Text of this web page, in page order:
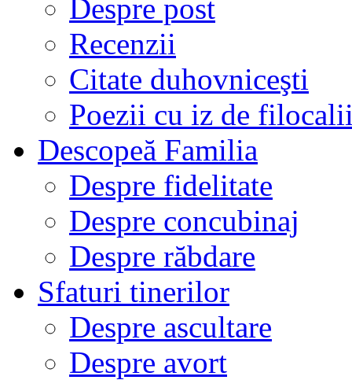
Despre post
Recenzii
Citate duhovniceşti
Poezii cu iz de
Descopeă Familia
Despre fidelitate
Despre concubinaj
Despre răbdare
Sfaturi tinerilor
Despre ascultare
Despre avort